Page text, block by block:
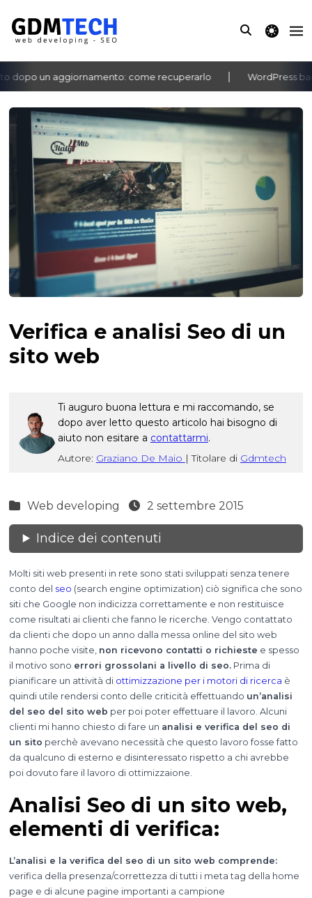
theme
un aggiornamento: come recuperarlo WordPress
‹ ›
Verifica e analisi Seo di un
sito web
Ti auguro buona lettura e mi raccomando, se
dopo aver letto questo articolo hai bisogno di
aiuto non esitare a contattarmi.
Autore: Graziano De Maio | Titolare di Gdmtech
Web developing 2 settembre 2015
Indice dei contenuti
Molti siti web presenti in rete sono stati sviluppati senza tenere
conto del seo (search engine optimization) ciò significa che sono
siti che Google non indicizza correttamente e non restituisce
come risultati ai clienti che fanno le ricerche. Vengo contattato
da clienti che dopo un anno dalla messa online del sito web
hanno poche visite, non ricevono contatti o richieste e spesso
il motivo sono errori grossolani a livello di seo.Prima di
pianificare un attività di ottimizzazione per i motori di ricerca è
quindi utile rendersi conto delle criticità effettuando un’analisi
del seo del sito web per poi poter effettuare il lavoro. Alcuni
clienti mi hanno chiesto di fare un analisi e verifica del seo di
un sito perchè avevano necessità che questo lavoro fosse fatto
da qualcuno di esterno e disinteressato rispetto a chi avrebbe
poi dovuto fare il lavoro di ottimizzaione.
Analisi Seo di un sito web,
elementi di verifica:
L’analisi e la verifica del seo di un sito web comprende:
verifica della presenza/correttezza di tutti i meta tag della home
page e di alcune pagine importanti a campione